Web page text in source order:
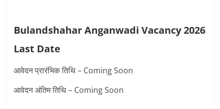
Bulandshahar Anganwadi Vacancy 2026
Last Date
आवेदन प्रारंभिक तिथि – Coming Soon
आवेदन अंतिम तिथि – Coming Soon